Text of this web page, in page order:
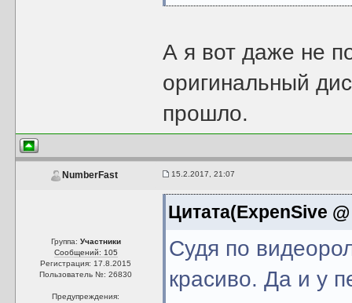
А я вот даже не
оригинальный
прошло.
NumberFast 15.2.2017, 21:07
Группа: Участники
Сообщений: 105
Регистрация: 17.8.2015
Пользователь №: 26830
Предупреждения:
Цитата(ExpenSive
Судя по
красиво. Да и у